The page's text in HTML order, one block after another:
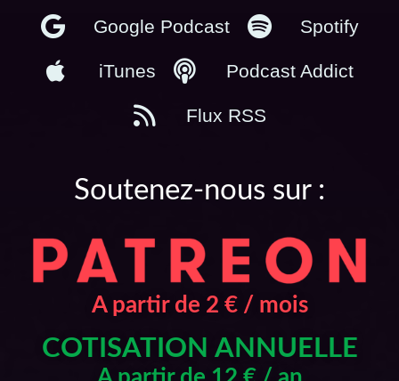
Google Podcast Spotify
iTunes Podcast Addict
Flux RSS
Soutenez-nous sur :
A partir de 2 € / mois
COTISATION ANNUELLE